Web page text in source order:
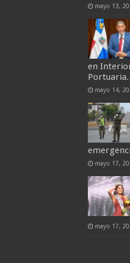
mayo 13,
en
Portuaria.
mayo 14,
mayo 17,
mayo 17,